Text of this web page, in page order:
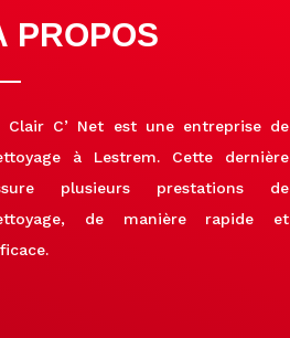
PROPOS
Clair C’ Net est une entreprise de
à Lestrem. Cette dernière
plusieurs prestations de
de manière rapide et